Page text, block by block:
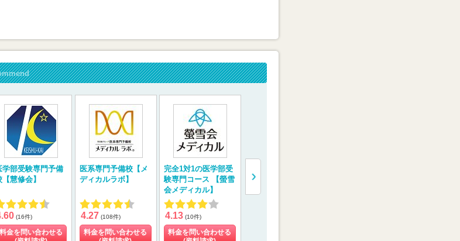
学部受験専門予備
【慧修会】
(16件)
料金を問い合わせる
医系専門予備校【メ
ディカルラボ】
4.27 (108件)
料金を問い合わせる
完全1対1の医学部受
験専門コース 【螢雪
会メディカル】
4.13 (10件)
料金を問い合わせる
【医学部特訓塾】